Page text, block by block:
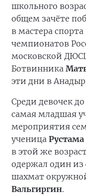
школьного
общем зачёте
в мастера
чемпионатов
московской
Ботвинника
эти дни в
Среди девочек
самая младшая
мероприятия
ученица
в этой же
одержал один
шахмат
Вальгиргин.